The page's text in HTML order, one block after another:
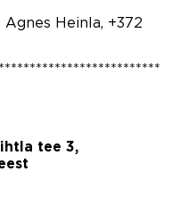
Heinla, +372
tee 3,